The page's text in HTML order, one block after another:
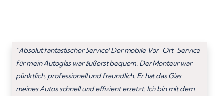
“Absolut fantastischer Service! Der mobile Vor-Ort-Service
für mein Autoglas war äußerst bequem. Der Monteur war
pünktlich, professionell und freundlich. Er hat das Glas
meines Autos schnell und effizient ersetzt. Ich bin mit dem